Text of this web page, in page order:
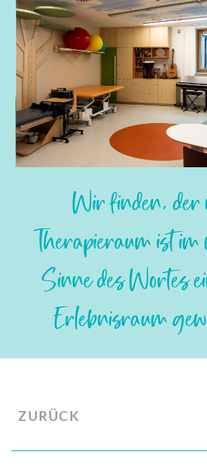
Wir finden, der
Therapieraum ist
Sinne des Wortes
Erlebnisraum
ZURÜCK